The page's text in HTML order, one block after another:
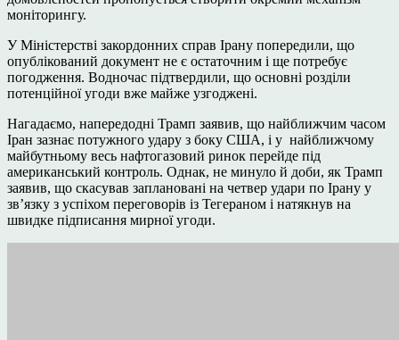
моніторингу.
У Міністерстві закордонних справ Ірану попередили, що
опублікований документ не є остаточним і ще потребує
погодження. Водночас підтвердили, що основні розділи
потенційної угоди вже майже узгоджені.
Нагадаємо, напередодні Трамп заявив, що найближчим часом
Іран зазнає потужного удару з боку США, і у найближчому
майбутньому весь нафтогазовий ринок перейде під
американський контроль. Однак, не минуло й доби, як Трамп
заявив, що скасував заплановані на четвер удари по Ірану у
зв’язку з успіхом переговорів із Тегераном і натякнув на
швидке підписання мирної угоди.